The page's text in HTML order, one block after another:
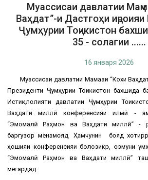
Муассисаи давлатии
Ваҳдат”-и Дастгоҳи
Ҷумҳурии Тоҷикистон
35 - солагии ......
16 января 2026
Муассисаи давлатии Маҷмааи “Кохи
Президенти Ҷумҳурии Тоҷикистон бахшида
Истиқлолияти давлатии Ҷумҳурии
Ваҳдати миллӣ конференсияи илмӣ -
“Эмомалӣ Раҳмон ва Ваҳдати миллӣ” -
баргузор менамояд, Ҳамчунин бояд
ҳошияи конференсияи болозикр, озмуни
“Эмомалӣ Раҳмон ва Ваҳдати миллӣ”
мегардад.